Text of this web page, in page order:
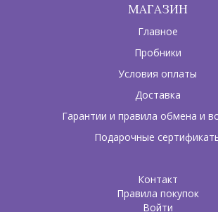
МАГАЗИН
Главное
Пробники
Условия оплаты
Доставка
Гарантии и правила обмена и
Подарочные
Контакт
Правила покупок
Войти